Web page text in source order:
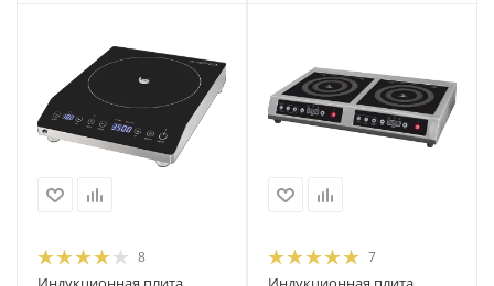
8 7